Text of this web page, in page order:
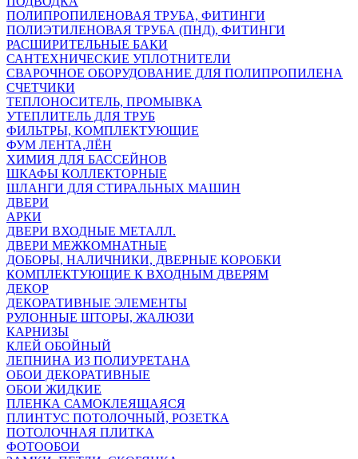
ПОЛИПРОПИЛЕНОВАЯ ТРУБА, ФИТИНГИ
ПОЛИЭТИЛЕНОВАЯ ТРУБА (ПНД), ФИТИНГИ
РАСШИРИТЕЛЬНЫЕ БАКИ
САНТЕХНИЧЕСКИЕ УПЛОТНИТЕЛИ
СВАРОЧНОЕ ОБОРУДОВАНИЕ ДЛЯ ПОЛИПРОПИЛЕНА
СЧЕТЧИКИ
ТЕПЛОНОСИТЕЛЬ, ПРОМЫВКА
УТЕПЛИТЕЛЬ ДЛЯ ТРУБ
ФИЛЬТРЫ, КОМПЛЕКТУЮЩИЕ
ФУМ ЛЕНТА,ЛЁН
ХИМИЯ ДЛЯ БАССЕЙНОВ
ШКАФЫ КОЛЛЕКТОРНЫЕ
ШЛАНГИ ДЛЯ СТИРАЛЬНЫХ МАШИН
ДВЕРИ
АРКИ
ДВЕРИ ВХОДНЫЕ МЕТАЛЛ.
ДВЕРИ МЕЖКОМНАТНЫЕ
ДОБОРЫ, НАЛИЧНИКИ, ДВЕРНЫЕ КОРОБКИ
КОМПЛЕКТУЮЩИЕ К ВХОДНЫМ ДВЕРЯМ
ДЕКОР
ДЕКОРАТИВНЫЕ ЭЛЕМЕНТЫ
РУЛОННЫЕ ШТОРЫ, ЖАЛЮЗИ
КАРНИЗЫ
КЛЕЙ ОБОЙНЫЙ
ЛЕПНИНА ИЗ ПОЛИУРЕТАНА
ОБОИ ДЕКОРАТИВНЫЕ
ОБОИ ЖИДКИЕ
ПЛЕНКА САМОКЛЕЯЩАЯСЯ
ПЛИНТУС ПОТОЛОЧНЫЙ, РОЗЕТКА
ПОТОЛОЧНАЯ ПЛИТКА
ФОТООБОИ